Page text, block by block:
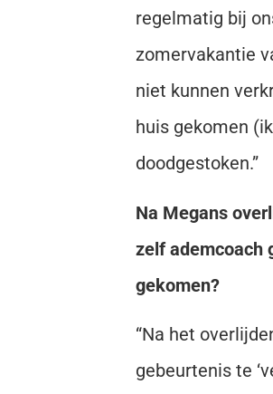
regelmatig bij
zomervakantie
niet kunnen
huis gekomen
doodgestoken.”
Na Megans
zelf ademcoach
gekomen?
“Na het
gebeurtenis te